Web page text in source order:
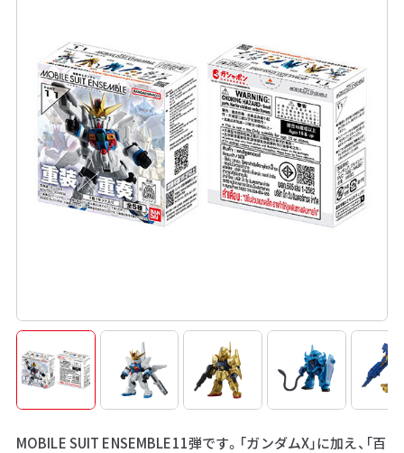
MOBILE SUIT ENSEMBLE11弾です。「ガンダムX」に加え、「百